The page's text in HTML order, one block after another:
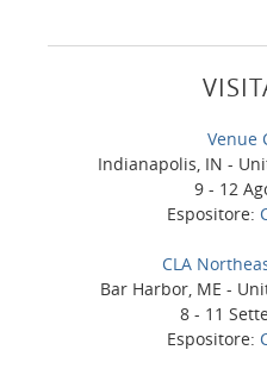
Venue
Indianapolis, IN -
9 - 12
Espositore:
CLA
Bar Harbor, ME -
8 - 11
Espositore: